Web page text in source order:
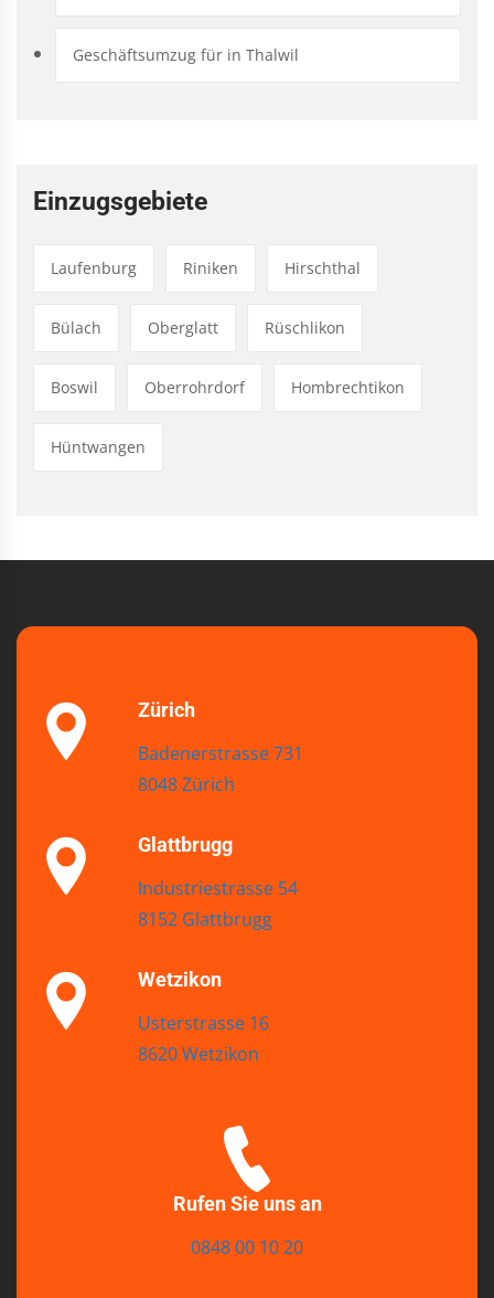
Geschäftsumzug für in Thalwil
Einzugsgebiete
Laufenburg Riniken Hirschthal
Bülach Oberglatt Rüschlikon
Boswil Oberrohrdorf Hombrechtikon
Hüntwangen
Zürich
Badenerstrasse 731
8048 Zürich
Glattbrugg
Industriestrasse 54
8152 Glattbrugg
Wetzikon
Usterstrasse 16
8620 Wetzikon
Rufen Sie uns an
0848 00 10 20